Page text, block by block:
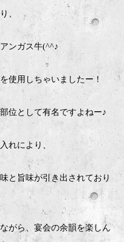
、
ンガス牛(^^♪
使用しちゃいましたー！
位として有名ですよねー♪
れにより、
と旨味が引き出されており
がら、宴会の余韻を楽しん